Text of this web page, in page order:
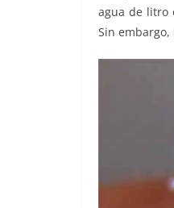
agua de litro
Sin